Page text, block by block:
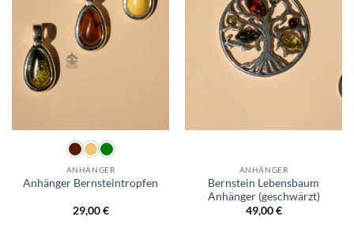
ANHÄNGER
Anhänger Bernsteintropfen
29,00€
ANHÄNGER
Bernstein Lebensbaum
Anhänger (geschwärzt)
49,00€